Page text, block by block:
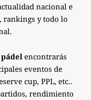
nacional e
rankings y todo lo
encontrarás
eventos de
cup, PPL, etc..
rendimiento